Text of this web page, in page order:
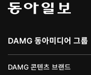
DAMG 동아미디어 그룹
DAMG 콘텐츠 브랜드